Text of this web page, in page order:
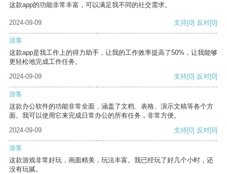
这款app的功能非常丰富，可以满足我不同的社交需求。
2024-09-09 支持[0] 反对[0]
游客
这款app是我工作上的得力助手，让我的工作效率提高了50%，让我能够
更轻松地完成工作任务。
2024-09-09
支持[0] 反对[0]
游客
这款办公软件的功能非常全面，涵盖了文档、表格、演示文稿等各个方
面。我可以使用它来完成日常办公的所有任务，非常方便。
2024-09-09
支持[0] 反对[0]
游客
这款游戏非常好玩，画面精美，玩法丰富。我已经玩了好几个小时，还
没有玩腻。